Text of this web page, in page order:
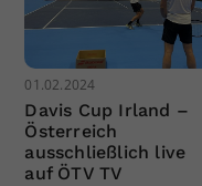
01.02.2024
Davis Cup Irland –
Österreich
ausschließlich live
auf ÖTV TV